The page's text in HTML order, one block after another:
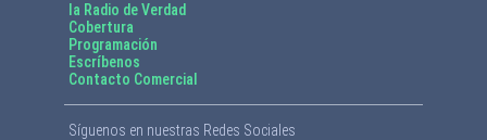
la Radio de Verdad
Cobertura
Programación
Escríbenos
Contacto Comercial
Síguenos en nuestras Redes Sociales